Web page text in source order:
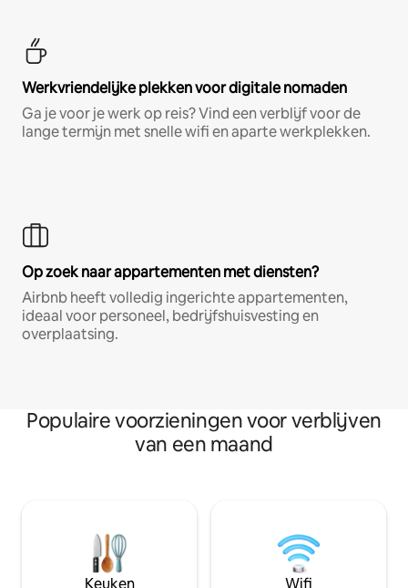
Werkvriendelijke plekken voor digitale nomaden
Ga je voor je werk op reis? Vind een verblijf voor de
lange termijn met snelle wifi en aparte werkplekken.
Op zoek naar appartementen met diensten?
Airbnb heeft volledig ingerichte appartementen,
ideaal voor personeel, bedrijfshuisvesting en
overplaatsing.
Populaire voorzieningen voor verblijven
van een maand